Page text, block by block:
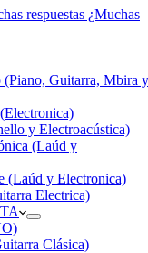
respuestas ¿Muchas
Guitarra, Mbira y
y Electroacústica)
(Laúd y
(Laúd y Electronica)
Electrica)
Clásica)